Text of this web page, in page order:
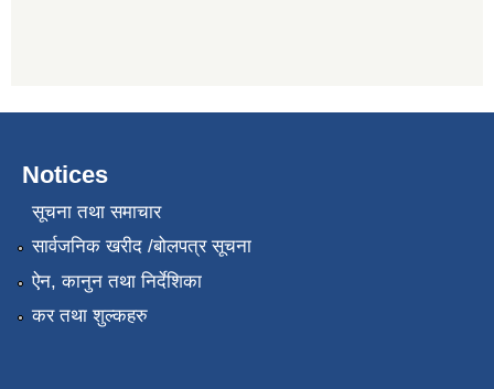
Notices
सूचना तथा समाचार
सार्वजनिक खरीद /बोलपत्र सूचना
ऐन, कानुन तथा निर्देशिका
कर तथा शुल्कहरु